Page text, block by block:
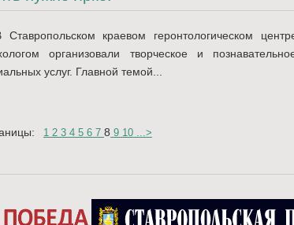
Ставропольском краевом геронтологическом
организовали творческое и
услуг. Главной темой...
1 2 3 4 5 6 7 8 9 10 ...>